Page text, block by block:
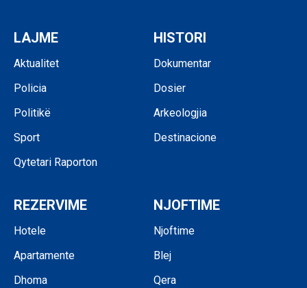
LAJME
Aktualitet
Policia
Politikë
Sport
Qytetari Raporton
HISTORI
Dokumentar
Dosier
Arkeologjia
Destinacione
REZERVIME
Hotele
Apartamente
Dhoma
NJOFTIME
Njoftime
Blej
Qera